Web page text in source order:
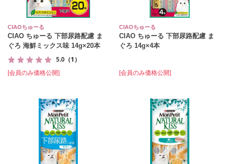
CIAOちゅーる
CIAO ちゅーる 下部尿路配慮 ま
ぐろ 海鮮ミックス味 14g×20本
5.0 （1）
[会員のみ価格公開]
CIAOちゅーる
CIAO ちゅーる 下部尿路配慮 ま
ぐろ 14g×4本
[会員のみ価格公開]